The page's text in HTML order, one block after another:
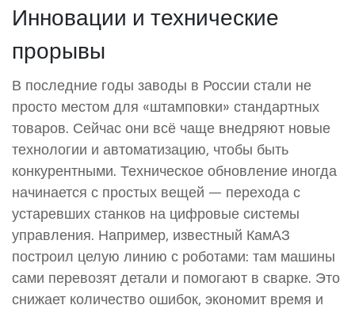
Инновации и технические
прорывы
В последние годы заводы в России стали не
просто местом для «штамповки» стандартных
товаров. Сейчас они всё чаще внедряют новые
технологии и автоматизацию, чтобы быть
конкурентными. Техническое обновление иногда
начинается с простых вещей — перехода с
устаревших станков на цифровые системы
управления. Например, известный КамАЗ
построил целую линию с роботами: там машины
сами перевозят детали и помогают в сварке. Это
снижает количество ошибок, экономит время и